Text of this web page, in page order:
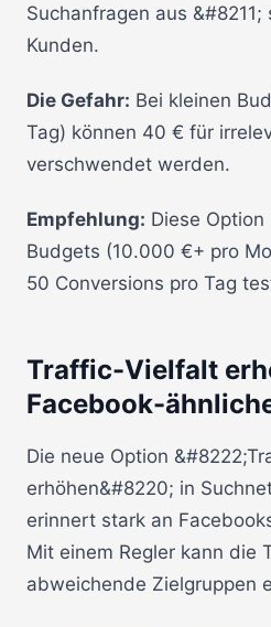
Suchanfragen aus
Kunden.
Die Gefahr: Bei kleinen
Tag) können 40 € für
verschwendet werden.
Empfehlung: Diese
Budgets (10.000 €+ pro
50 Conversions pro Tag
Traffic-Vielfalt
Facebook-
Die neue Option
erhöhen&#8220; in
erinnert stark an
Mit einem Regler kann die
abweichende Zielgruppen